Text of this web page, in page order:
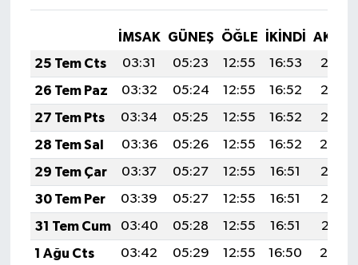
İMSAK GÜNEŞ ÖĞLE İKINDI
25 Tem Cts
03:31 05:23 12:55 16:53
20:17
26 Tem Paz
03:32 05:24 12:55 16:52
20:16
27 Tem Pts
03:34 05:25 12:55 16:52
20:15
28 Tem Sal
03:36 05:26 12:55 16:52
20:14
29 Tem Çar
03:37 05:27 12:55 16:51
20:13
30 Tem Per
03:39 05:27 12:55 16:51
20:12
31 Tem Cum
03:40 05:28 12:55 16:51
20:11
1 Ağu Cts
03:42 05:29 12:55 16:50
20:10